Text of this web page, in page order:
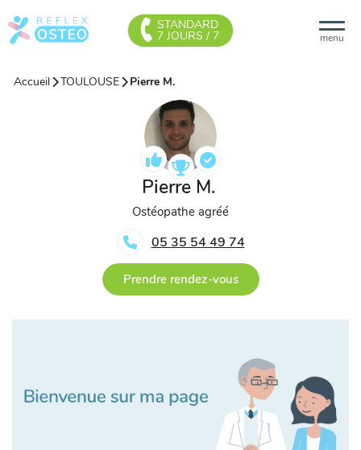
menu
STANDARD
7 JOURS / 7
Accueil TOULOUSE Pierre M.
Pierre M.
Ostéopathe agréé
05 35 54 49 74
Prendre rendez-vous